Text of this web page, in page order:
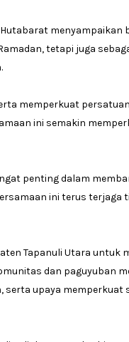
menyampaikan
tetapi juga
memperkuat
ini semakin
penting dalam
ini terus terjaga
Tapanuli Utara untuk
dan paguyuban
upaya memperkuat